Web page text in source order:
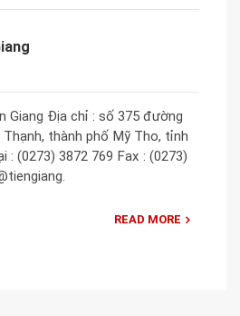
Giang Địa chỉ : số 375 đường
thành phố Mỹ Tho, tỉnh
: (0273) 3872 769 Fax : (0273)
READ MORE